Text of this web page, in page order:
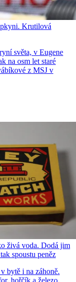
Krutilová
světa, v Eugene
na osm let staré
z MSJ v
živá voda. Dodá jim
spoustu peněz
bytě i na záhoně.
hořčík a železo.